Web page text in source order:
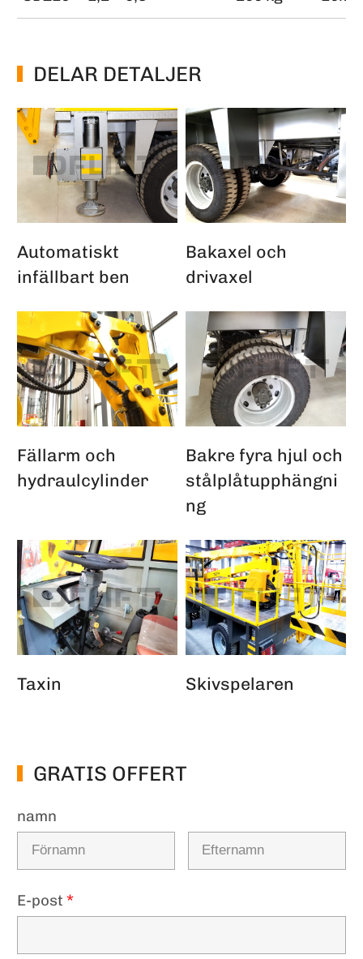
DELAR DETALJER
Automatiskt
infällbart ben
Bakaxel och
drivaxel
Fällarm och
hydraulcylinder
Bakre fyra hjul och
stålplåtupphängni
ng
Taxin Skivspelaren
GRATIS OFFERT
namn
E-post*